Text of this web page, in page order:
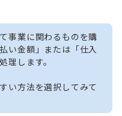
事業に関わるものを購
い金額」または「仕入
理します。
い方法を選択してみて